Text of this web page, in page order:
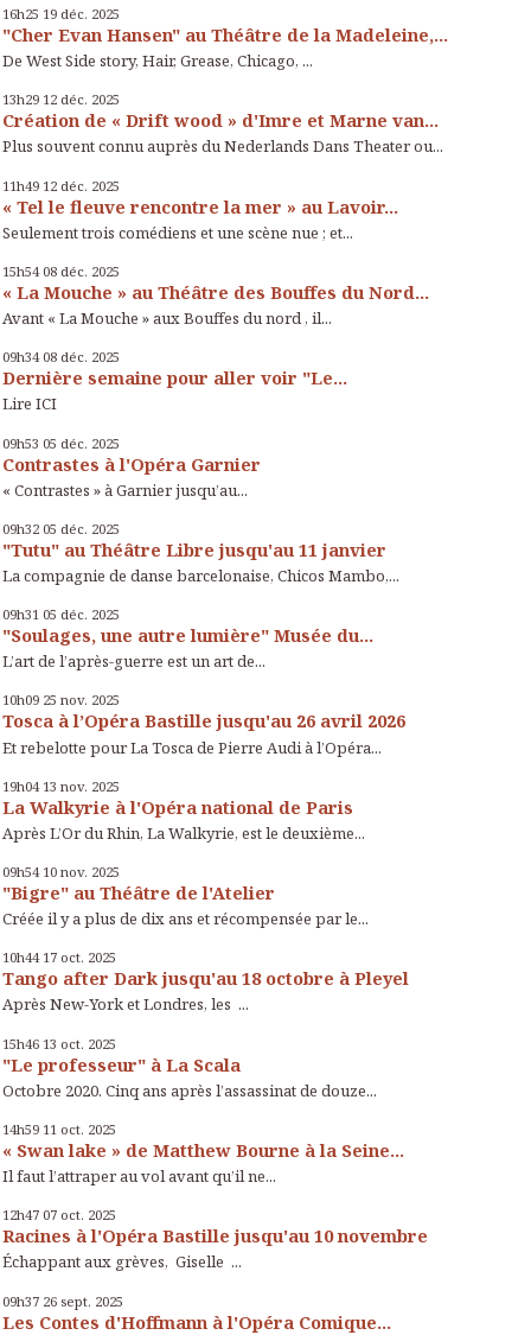
16h25 19 déc. 2025
"Cher Evan Hansen" au Théâtre de la Madeleine,...
De West Side story, Hair, Grease, Chicago, ...
13h29 12 déc. 2025
Création de « Drift wood » d'Imre et Marne van...
Plus souvent connu auprès du Nederlands Dans Theater ou...
11h49 12 déc. 2025
« Tel le fleuve rencontre la mer » au Lavoir...
Seulement trois comédiens et une scène nue ; et...
15h54 08 déc. 2025
« La Mouche » au Théâtre des Bouffes du Nord...
Avant « La Mouche » aux Bouffes du nord , il...
09h34 08 déc. 2025
Dernière semaine pour aller voir "Le...
Lire ICI
09h53 05 déc. 2025
Contrastes à l'Opéra Garnier
« Contrastes » à Garnier jusqu’au...
09h32 05 déc. 2025
"Tutu" au Théâtre Libre jusqu'au 11 janvier
La compagnie de danse barcelonaise, Chicos Mambo,...
09h31 05 déc. 2025
"Soulages, une autre lumière" Musée du...
L’art de l’après-guerre est un art de...
10h09 25 nov. 2025
Tosca à l’Opéra Bastille jusqu'au 26 avril 2026
Et rebelotte pour La Tosca de Pierre Audi à l’Opéra...
19h04 13 nov. 2025
La Walkyrie à l'Opéra national de Paris
Après L’Or du Rhin, La Walkyrie, est le deuxième...
09h54 10 nov. 2025
"Bigre" au Théâtre de l'Atelier
Créée il y a plus de dix ans et récompensée par le...
10h44 17 oct. 2025
Tango after Dark jusqu'au 18 octobre à Pleyel
Après New-York et Londres, les ...
15h46 13 oct. 2025
"Le professeur" à La Scala
Octobre 2020. Cinq ans après l’assassinat de douze...
14h59 11 oct. 2025
« Swan lake » de Matthew Bourne à la Seine...
Il faut l’attraper au vol avant qu’il ne...
12h47 07 oct. 2025
Racines à l'Opéra Bastille jusqu'au 10 novembre
Échappant aux grèves, Giselle ...
09h37 26 sept. 2025
Les Contes d'Hoffmann à l'Opéra Comique...